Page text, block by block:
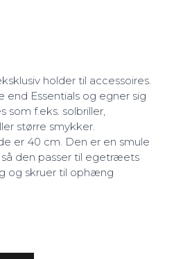
holder til accessoires.
end Essentials og egner sig
som f.eks. solbriller,
større smykker.
er 40 cm. Den er en smule
den passer til egetræets
og skruer til ophæng